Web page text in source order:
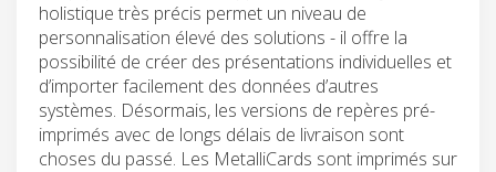
holistique très précis permet un niveau de
personnalisation élevé des solutions - il offre la
possibilité de créer des présentations individuelles et
d’importer facilement des données d’autres
systèmes. Désormais, les versions de repères pré-
imprimés avec de longs délais de livraison sont
choses du passé. Les MetalliCards sont imprimés sur